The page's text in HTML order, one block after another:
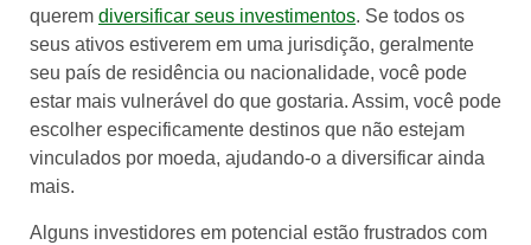
querem diversificar seus investimentos. Se todos os
seus ativos estiverem em uma jurisdição, geralmente
seu país de residência ou nacionalidade, você pode
estar mais vulnerável do que gostaria. Assim, você pode
escolher especificamente destinos que não estejam
vinculados por moeda, ajudando-o a diversificar ainda
mais.
Alguns investidores em potencial estão frustrados com